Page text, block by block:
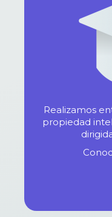
Realizamos
propiedad